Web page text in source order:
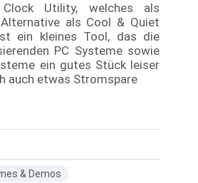
Clock Utility, welches als
als Cool & Quiet
ein kleines Tool, das die
PC Systeme sowie
ein gutes Stück leiser
auch etwas Stromspare
& Demos